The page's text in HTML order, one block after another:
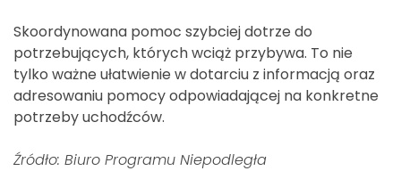
Skoordynowana pomoc szybciej dotrze do
potrzebujących, których wciąż przybywa. To nie
tylko ważne ułatwienie w dotarciu z informacją oraz
adresowaniu pomocy odpowiadającej na konkretne
potrzeby uchodźców.
Źródło: Biuro Programu Niepodległa